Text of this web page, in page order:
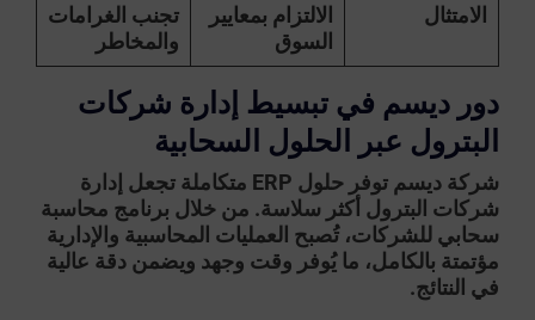
الامتثال
الالتزام بمعايير
السوق
تجنب الغرامات
والمخاطر
دور ديسم في تبسيط إدارة شركات
البترول عبر الحلول السحابية
شركة ديسم توفر حلول ERP متكاملة تجعل إدارة
شركات البترول أكثر سلاسة. من خلال برنامج محاسبة
سحابي للشركات، تُصبح العمليات المحاسبية والإدارية
مؤتمتة بالكامل، ما يُوفر وقت وجهد ويضمن دقة عالية
في النتائج.